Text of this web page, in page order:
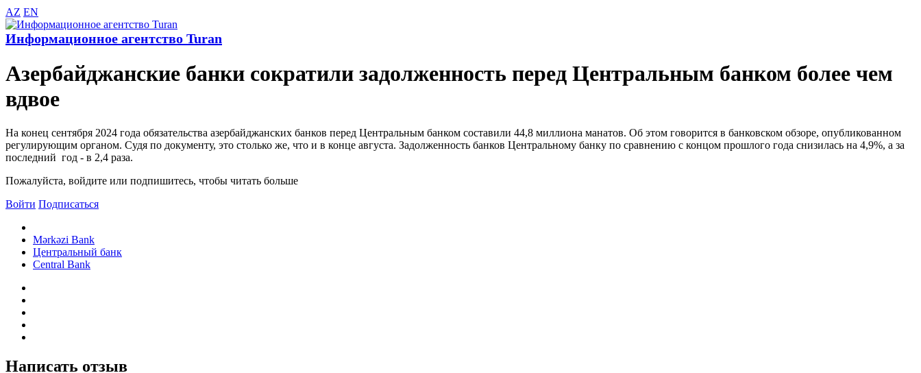
AZ EN
Информационное агентство Turan
Азербайджанские банки сократили задолженность перед Центральным банком более чем
вдвое
На конец сентября 2024 года обязательства азербайджанских банков перед Центральным банком составили 44,8 миллиона манатов. Об этом говорится в банковском обзоре, опубликованном
регулирующим органом. Судя по документу, это столько же, что и в конце августа. Задолженность банков Центральному банку по сравнению с концом прошлого года снизилась на 4,9%, а за
последний год - в 2,4 раза.
Пожалуйста, войдите или подпишитесь, чтобы читать больше
Войти Подписаться
Mərkəzi Bank
Центральный банк
Central Bank
Написать отзыв